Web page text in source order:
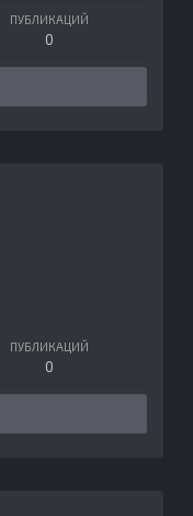
ПУБЛИКАЦИЙ
0
ПУБЛИКАЦИЙ
0